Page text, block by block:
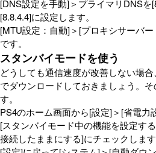
[DNS設定を手動]＞プライマリDNSを
[8.8.4.4]に設定します。
[MTU設定：自動]＞[プロキシサーバ
です。
スタンバイモードを使う
どうしても通信速度が改善しない場
でダウンロードしておきましょう。
す。
PS4のホーム画面から[設定]＞[省電力
[スタンバイモード中の機能を設定す
接続したままにする]にチェックします